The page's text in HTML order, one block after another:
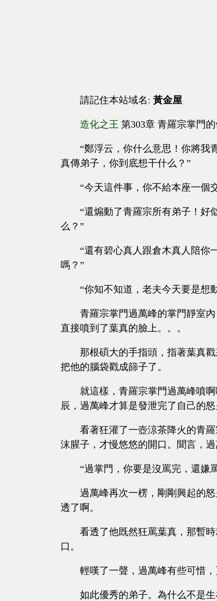
請記住本站域名: 黃金屋
造化之王 第303章 青羅宗掌門
“鄭浮云，你什么意思！你將我
真傳弟子，你到底想干什么？”
“今天這件事，你不給本座一個
“還煽動了青羅宗所有弟子！好
么？”
“還有碧心真人跟倉木真人陪你
嗎？”
“你知不知道，老夫今天要是想
青羅宗掌門過萬峰的掌門靜室
直接噴到了葉真的臉上。。。
那根碩大的手指頭，指著葉真
把他的腦袋戳成篩子了。
就這樣，青羅宗掌門過萬峰噴
辰，過萬峰才算是發泄完了自己的
看著狂灌了一壺涼茶降火的青
沫腥子，才慢悠悠的開口。聞言，
“過掌門，你要是沒罵完，還嫌
過萬峰再次一楞，剛剛興起的
透了啊。
看透了他既然狂罵葉真，那暫
口。
輕嘆了一聲，過萬峰有些可惜
如此優秀的弟子。為什么不是